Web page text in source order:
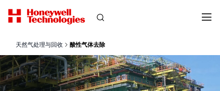
天然气处理与回收 酸性气体去除